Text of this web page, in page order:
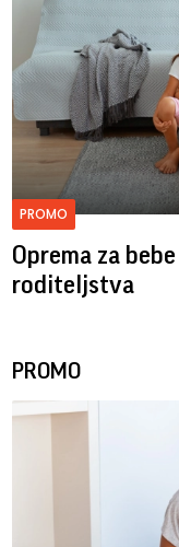
PROMO
Oprema za
roditeljstva
PROMO